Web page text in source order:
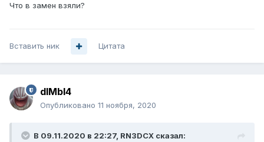
Что в замен взяли?
Вставить ник Цитата
dIMbI4
Опубликовано 11 ноября, 2020
В 09.11.2020 в 22:27, RN3DCX сказал: